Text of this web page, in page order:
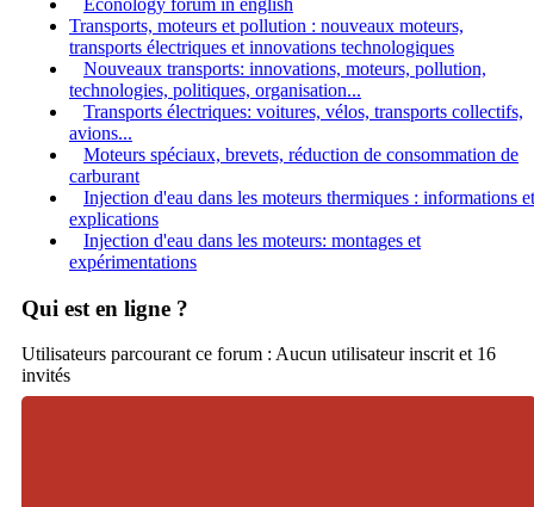
Transports, moteurs et pollution : nouveaux moteurs,
transports électriques et innovations technologiques
Nouveaux transports: innovations, moteurs, pollution,
technologies, politiques, organisation...
Transports électriques: voitures, vélos, transports collectifs,
avions...
Moteurs spéciaux, brevets, réduction de consommation de
carburant
Injection d'eau dans les moteurs thermiques : informations et
explications
Injection d'eau dans les moteurs: montages et
expérimentations
Qui est en ligne ?
Utilisateurs parcourant ce forum : Aucun utilisateur inscrit et 16
invités